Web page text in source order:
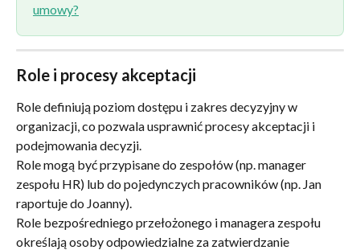
umowy?
Role i procesy akceptacji
Role definiują poziom dostępu i zakres decyzyjny w
organizacji, co pozwala usprawnić procesy akceptacji i
podejmowania decyzji.
Role mogą być przypisane do zespołów (np. manager
zespołu HR) lub do pojedynczych pracowników (np. Jan
raportuje do Joanny).
Role bezpośredniego przełożonego i managera zespołu
określają osoby odpowiedzialne za zatwierdzanie